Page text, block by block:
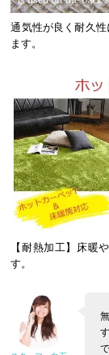
通気性が良く耐久
ます。
【耐熱加工】床暖
す。